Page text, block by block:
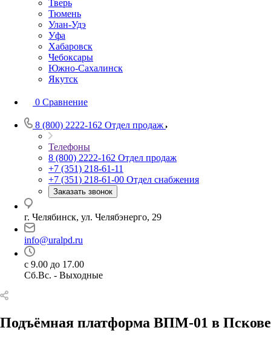
Тверь
Тюмень
Улан-Удэ
Уфа
Хабаровск
Чебоксары
Южно-Сахалинск
Якутск
0 Сравнение
8 (800) 2222-162 Отдел продаж
Телефоны
8 (800) 2222-162 Отдел продаж
+7 (351) 218-61-11
+7 (351) 218-61-00 Отдел снабжения
Заказать звонок
г. Челябинск, ул. Челябэнерго, 29
info@uralpd.ru
с 9.00 до 17.00
Сб.Вс. - Выходные
Подъёмная платформа ВПМ-01 в Пскове